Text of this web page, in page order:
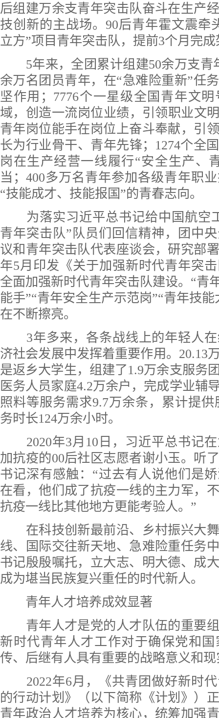
后组建万余支青年突击队奋斗在生产
技创新的主战场。90后青年霍文震牵
立方”项目青年突击队，提前3个月完
5年来，全团累计组建50余万支青
余万名团员青年，在“急难险重新”任
坚作用；7776个一星级全国青年文
域，创造一流岗位业绩，引领职业文
青年岗位能手在岗位上奋斗奉献，引
长为行业骨干、青年先锋；1274个全
岗在生产经营一线履行“安全生产、
当；400多万名青年参加各级青年职
“技能成才、技能报国”的青春志向。
为落实习近平总书记给中国航空
青年突击队”队员们回信精神，团中
议和青年突击队代表座谈会，研究部
年5月印发《关于加强新时代青年突
全面加强新时代青年突击队建设。“青
能手”“青年安全生产示范岗”“青年技
在不断擦亮。
3年多来，各条战线上的年轻人在
济社会发展中发挥着重要作用。20.13
是返乡大学生，组建了1.9万余支服务
医务人员家庭4.2万余户，完成学业辅
照料等服务需求9.7万余条，累计提供
务时长124万余小时。
2020年3月10日，习近平总书记在
加抗疫的00后社区志愿者谢小玉。听
书记深有感触：“过去有人说他们是
在看，他们成了抗疫一线的主力军，
抗疫一线比其他地方更能考验人。”
在科技创新最前沿、乡村振兴大舞
线、国际交往新天地、急难险重任务
书记殷殷嘱托，立大志、明大德、成
成为堪当民族复兴重任的时代新人。
青年人才培养成效显著
青年人才是党的人才队伍的重要组
新时代青年人才工作对于确保党和
传、后继有人具有重要的战略意义和
2022年6月，《共青团做好新时代
的行动计划》（以下简称《计划》）
青年政治人才培养为核心，统筹加强